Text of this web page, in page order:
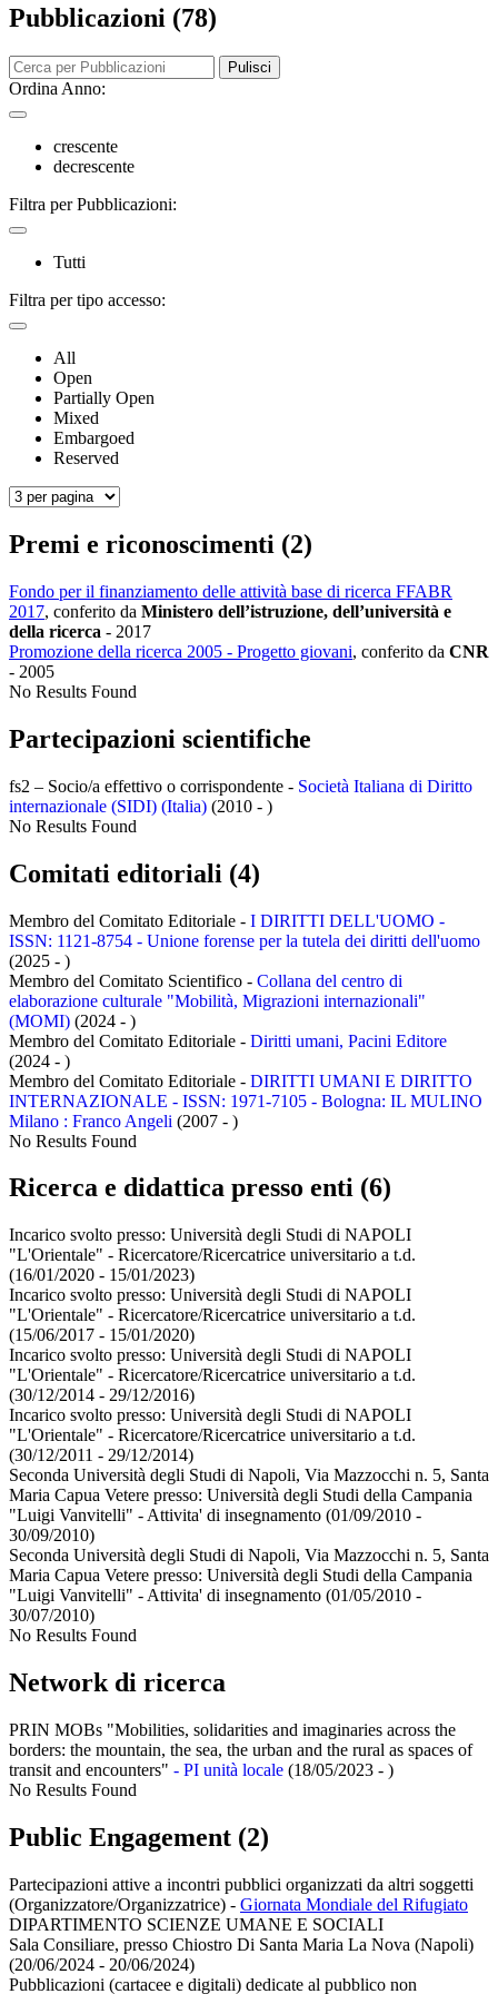
Pubblicazioni (78)
Pulisci
Ordina Anno:
crescente
decrescente
Filtra per Pubblicazioni:
Tutti
Filtra per tipo accesso:
All
Open
Partially Open
Mixed
Embargoed
Reserved
Premi e riconoscimenti (2)
Fondo per il finanziamento delle attività base di ricerca FFABR
2017, conferito da Ministero dell’istruzione, dell’università e
della ricerca - 2017
Promozione della ricerca 2005 - Progetto giovani, conferito da CNR
- 2005
No Results Found
Partecipazioni scientifiche
fs2 – Socio/a effettivo o corrispondente - Società Italiana di Diritto
internazionale (SIDI) (Italia) (2010 - )
No Results Found
Comitati editoriali (4)
Membro del Comitato Editoriale - I DIRITTI DELL'UOMO -
ISSN: 1121-8754 - Unione forense per la tutela dei diritti dell'uomo
(2025 - )
Membro del Comitato Scientifico - Collana del centro di
elaborazione culturale "Mobilità, Migrazioni internazionali"
(MOMI) (2024 - )
Membro del Comitato Editoriale - Diritti umani, Pacini Editore
(2024 - )
Membro del Comitato Editoriale - DIRITTI UMANI E DIRITTO
INTERNAZIONALE - ISSN: 1971-7105 - Bologna: IL MULINO
Milano : Franco Angeli (2007 - )
No Results Found
Ricerca e didattica presso enti (6)
Incarico svolto presso: Università degli Studi di NAPOLI
"L'Orientale" - Ricercatore/Ricercatrice universitario a t.d.
(16/01/2020 - 15/01/2023)
Incarico svolto presso: Università degli Studi di NAPOLI
"L'Orientale" - Ricercatore/Ricercatrice universitario a t.d.
(15/06/2017 - 15/01/2020)
Incarico svolto presso: Università degli Studi di NAPOLI
"L'Orientale" - Ricercatore/Ricercatrice universitario a t.d.
(30/12/2014 - 29/12/2016)
Incarico svolto presso: Università degli Studi di NAPOLI
"L'Orientale" - Ricercatore/Ricercatrice universitario a t.d.
(30/12/2011 - 29/12/2014)
Seconda Università degli Studi di Napoli, Via Mazzocchi n. 5, Santa
Maria Capua Vetere presso: Università degli Studi della Campania
"Luigi Vanvitelli" - Attivita' di insegnamento (01/09/2010 -
30/09/2010)
Seconda Università degli Studi di Napoli, Via Mazzocchi n. 5, Santa
Maria Capua Vetere presso: Università degli Studi della Campania
"Luigi Vanvitelli" - Attivita' di insegnamento (01/05/2010 -
30/07/2010)
No Results Found
Network di ricerca
PRIN MOBs "Mobilities, solidarities and imaginaries across the
borders: the mountain, the sea, the urban and the rural as spaces of
transit and encounters" - PI unità locale (18/05/2023 - )
No Results Found
Public Engagement (2)
Partecipazioni attive a incontri pubblici organizzati da altri soggetti
(Organizzatore/Organizzatrice) - Giornata Mondiale del Rifugiato
DIPARTIMENTO SCIENZE UMANE E SOCIALI
Sala Consiliare, presso Chiostro Di Santa Maria La Nova (Napoli)
(20/06/2024 - 20/06/2024)
Pubblicazioni (cartacee e digitali) dedicate al pubblico non